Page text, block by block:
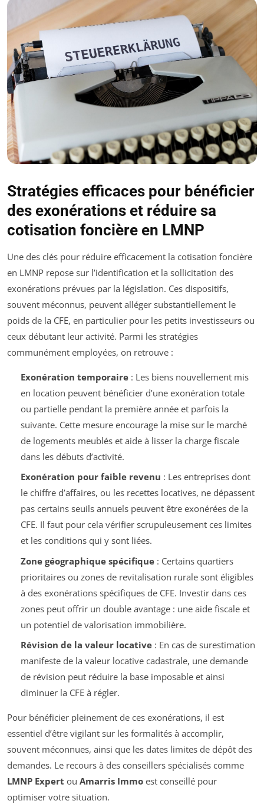
Stratégies efficaces pour bénéficier
des exonérations et réduire sa
cotisation foncière en LMNP
Une des clés pour réduire efficacement la cotisation foncière
en LMNP repose sur l’identification et la sollicitation des
exonérations prévues par la législation. Ces dispositifs,
souvent méconnus, peuvent alléger substantiellement le
poids de la CFE, en particulier pour les petits investisseurs ou
ceux débutant leur activité. Parmi les stratégies
communément employées, on retrouve :
Exonération temporaire: Les biens nouvellement mis
en location peuvent bénéficier d’une exonération totale
ou partielle pendant la première année et parfois la
suivante. Cette mesure encourage la mise sur le marché
de logements meublés et aide à lisser la charge fiscale
dans les débuts d’activité.
Exonération pour faible revenu : Les entreprises dont
le chiffre d’affaires, ou les recettes locatives, ne dépassent
pas certains seuils annuels peuvent être exonérées de la
CFE. Il faut pour cela vérifier scrupuleusement ces limites
et les conditions qui y sont liées.
Zone géographique spécifique: Certains quartiers
prioritaires ou zones de revitalisation rurale sont éligibles
à des exonérations spécifiques de CFE. Investir dans ces
zones peut offrir un double avantage : une aide fiscale et
un potentiel de valorisation immobilière.
Révision de la valeur locative: En cas de surestimation
manifeste de la valeur locative cadastrale, une demande
de révision peut réduire la base imposable et ainsi
diminuer la CFE à régler.
Pour bénéficier pleinement de ces exonérations, il est
essentiel d’être vigilant sur les formalités à accomplir,
souvent méconnues, ainsi que les dates limites de dépôt des
demandes. Le recours à des conseillers spécialisés comme
LMNP Expert ou Amarris Immo est conseillé pour
optimiser votre situation.